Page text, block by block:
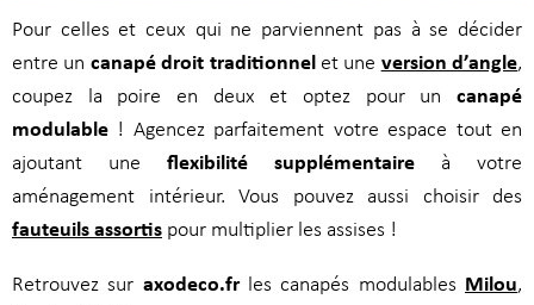
Pour celles et ceux qui ne parviennent pas à se décider
entre un canapé droit traditionnelet une version d’angle,
coupez la poire en deux et optez pour un canapé
modulable ! Agencez parfaitement votre espace tout en
ajoutant une flexibilité supplémentaire à votre
aménagement intérieur. Vous pouvez aussi choisir des
fauteuils assortis pour multiplier les assises !
Retrouvez sur axodeco.frles canapés modulables Milou,